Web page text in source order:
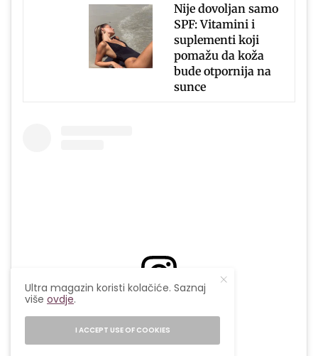
Nije dovoljan samo
SPF: Vitamini i
suplementi koji
pomažu da koža
bude otpornija na
sunce
Ultra magazin koristi kolačiće. Saznaj
višeovdje.
I ACCEPT USE OF COOKIES